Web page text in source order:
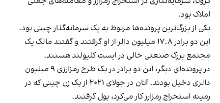
املاک بود.
یکی از بزرگ‌ترین پرونده‌ها مربوط به یک سرمایه‌گذار چینی بود.
این دو برادر ۱۷.۸ میلیون دالر از او گرفتند و گفتند مالک یک
مجتمع بزرگ صنعتی خالی در ایست کلیولند هستند.
در پرونده‌ای دیگر، این دو برادر در یک طرح رمزارزی ۹ میلیون
دالری دخیل بودند. آنان در جولای ۲۰۲۱ از یک زن چینی که در
زمینه استخراج رمزارز کار می‌کرد، پول گرفتند.